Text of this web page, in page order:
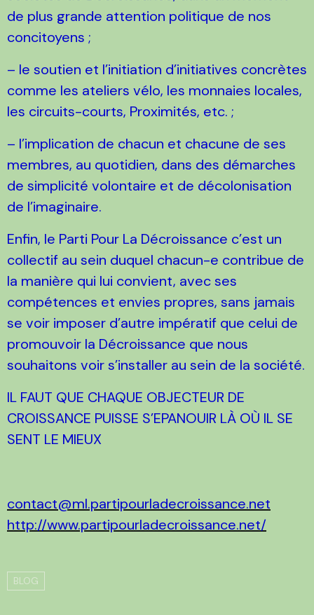
de plus grande attention politique de nos
concitoyens ;
– le soutien et l’initiation d’initiatives concrètes
comme les ateliers vélo, les monnaies locales,
les circuits-courts, Proximités, etc. ;
– l’implication de chacun et chacune de ses
membres, au quotidien, dans des démarches
de simplicité volontaire et de décolonisation
de l’imaginaire.
Enfin, le Parti Pour La Décroissance c’est un
collectif au sein duquel chacun-e contribue de
la manière qui lui convient, avec ses
compétences et envies propres, sans jamais
se voir imposer d’autre impératif que celui de
promouvoir la Décroissance que nous
souhaitons voir s’installer au sein de la société.
IL FAUT QUE CHAQUE OBJECTEUR DE
CROISSANCE PUISSE S’EPANOUIR LÀ OÙ IL SE
SENT LE MIEUX
contact@ml.partipourladecroissance.net
http://www.partipourladecroissance.net/
BLOG